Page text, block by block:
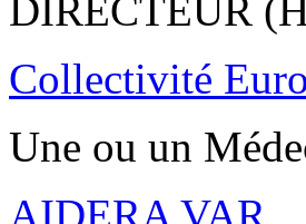
DIRECTEUR
Collectivité
Une ou un
AIDERA VAR